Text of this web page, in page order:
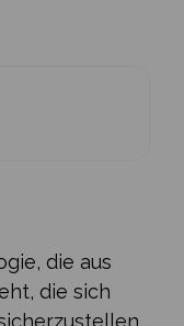
die aus
die sich